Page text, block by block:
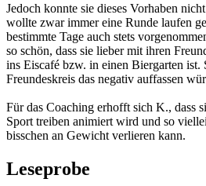
Jedoch konnte sie dieses Vorhaben
wollte zwar immer eine Runde laufen
bestimmte Tage auch stets
so schön, dass sie lieber mit ihren
ins Eiscafé bzw. in einen Biergarten ist.
Freundeskreis das negativ auffassen
Für das Coaching erhofft sich K., dass
Sport treiben animiert wird und so
bisschen an Gewicht verlieren kann.
Leseprobe